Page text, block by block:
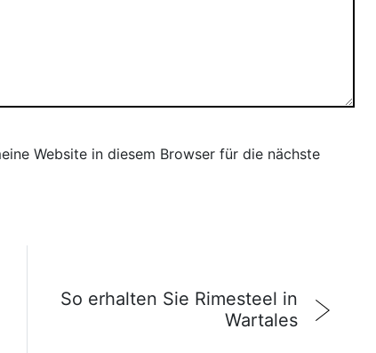
Website in diesem Browser für die nächste
So erhalten Sie Rimesteel in
Wartales